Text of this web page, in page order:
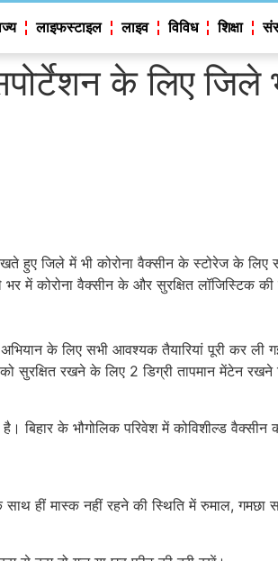
लाइफस्टाइल लाइव विविध शिक्षा
के लिए
हुए जिले में भी कोरोना वैक्सीन के स्टोरेज के
में कोरोना वैक्सीन के और सुरक्षित लॉजिस्टिक की
अभियान के लिए सभी आवश्यक तैयारियां पूरी कर
रखने के लिए 2 डिग्री तापमान मेंटेन रखने
है। बिहार के भौगोलिक परिवेश में कोविशील्ड
हीं मास्क नहीं रहने की स्थिति में रुमाल,